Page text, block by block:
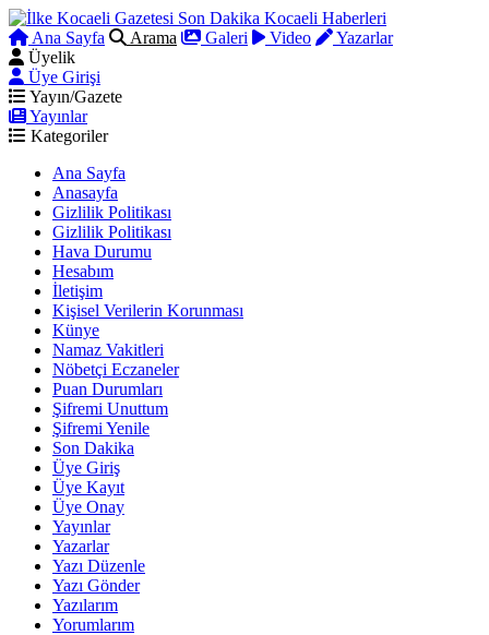
Ana Sayfa Arama Galeri Video
Yazarlar
Üyelik
Üye Girişi
Yayın/Gazete
Yayınlar
Kategoriler
Ana Sayfa
Anasayfa
Gizlilik Politikası
Gizlilik Politikası
Hava Durumu
Hesabım
İletişim
Kişisel Verilerin Korunması
Künye
Namaz Vakitleri
Nöbetçi Eczaneler
Puan Durumları
Şifremi Unuttum
Şifremi Yenile
Son Dakika
Üye Giriş
Üye Kayıt
Üye Onay
Yayınlar
Yazarlar
Yazı Düzenle
Yazı Gönder
Yazılarım
Yorumlarım